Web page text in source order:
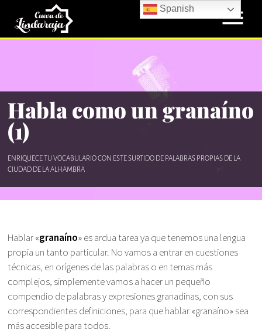
Habla como un granaíno
(1)
ENRIQUECE TU VOCABULARIO CON ESTE SURTIDO DE PALABRAS PROPIAS DE LA
CIUDAD DE LA ALHAMBRA
Hablar «granaíno» es ardua tarea ya que tenemos una lengua
propia un tanto particular. No vamos a entrar en cuestiones
técnicas, en orígenes de las palabras o en temas más
complejos, simplemente vamos a hacer un pequeño
compendio de palabras y expresiones granadinas, con sus
correspondientes definiciones, para que hablar «granaíno» sea
más accesible para todos.
Spanish